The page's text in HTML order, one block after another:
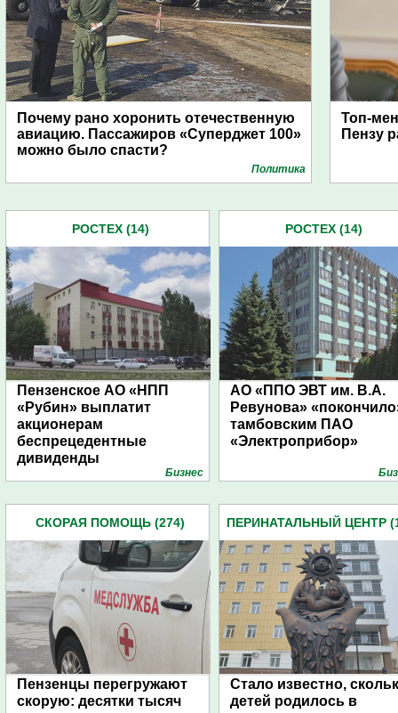
Почему рано хоронить отечественную
авиацию. Пассажиров «Суперджет 100»
можно было спасти?
Политика
Топ-
Пензу
РОСТЕХ (14)
Пензенское АО «НПП
«Рубин» выплатит
акционерам
беспрецедентные
дивиденды
Бизнес
РОСТЕХ (14)
АО «ППО ЭВТ им. В.А.
Ревунова»
тамбовским ПАО
«Электроприбор»
СКОРАЯ ПОМОЩЬ (274)
Пензенцы перегружают
скорую: десятки тысяч
ПЕРИНАТАЛЬНЫЙ ЦЕНТР
Стало известно,
детей родилось в